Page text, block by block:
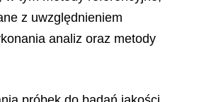
z uwzględnieniem
analiz oraz metody